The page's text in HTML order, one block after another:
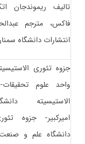
تالیف ریموندجان
فاکس، مترجم
انتشارات دانشگاه
جزوه تئوری
واحد علوم
الاستیسیته
امیرکبیر- جزوه
دانشگاه علم و